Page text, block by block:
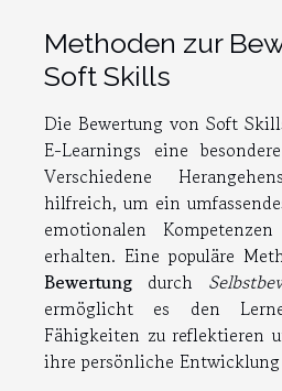
Methoden zur
Soft Skills
Die Bewertung von Soft
E-Learnings eine
Verschiedene
hilfreich, um ein
emotionalen
erhalten. Eine populäre
Bewertung durch
ermöglicht es den
Fähigkeiten zu reflektieren
ihre persönliche